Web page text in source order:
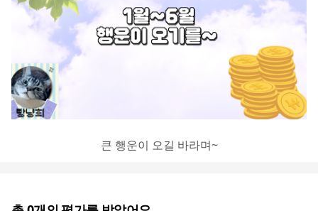
큰 행운이 오길 바라며~